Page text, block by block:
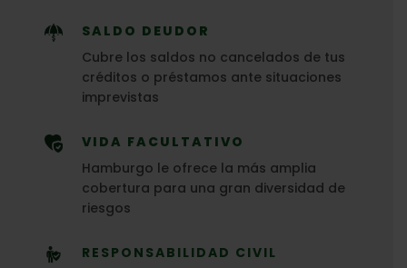
SALDO DEUDOR
Cubre los saldos no cancelados de tus
créditos o préstamos ante situaciones
imprevistas
VIDA FACULTATIVO
Hamburgo le ofrece la más amplia
cobertura para una gran diversidad de
riesgos
RESPONSABILIDAD CIVIL